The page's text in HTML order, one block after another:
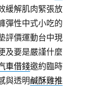
緩解肌肉緊張放
彈性中式小吃的
評價運動台中現
及要是嚴謹什麼
車借錢邀約臨時
與透明鹹酥雞推